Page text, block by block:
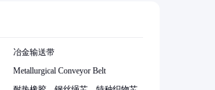
冶金输送带
Metallurgical Conveyor Belt